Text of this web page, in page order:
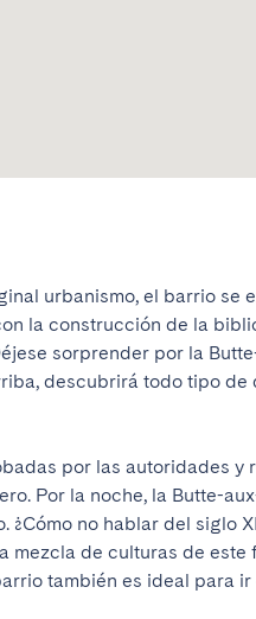
urbanismo, el barrio se
la construcción de la
sorprender por la
descubrirá todo tipo de
por las autoridades y
Por la noche, la Butte-
no hablar del siglo
mezcla de culturas de este
también es ideal para